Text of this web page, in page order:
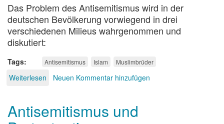
Das Problem des Antisemitismus wird in der
deutschen Bevölkerung vorwiegend in drei
verschiedenen Milieus wahrgenommen und
diskutiert:
Tags Antisemitismus Islam Muslimbrüder
Weiterlesen über
Neuen Kommentar hinzufügen
Antisemitismus und